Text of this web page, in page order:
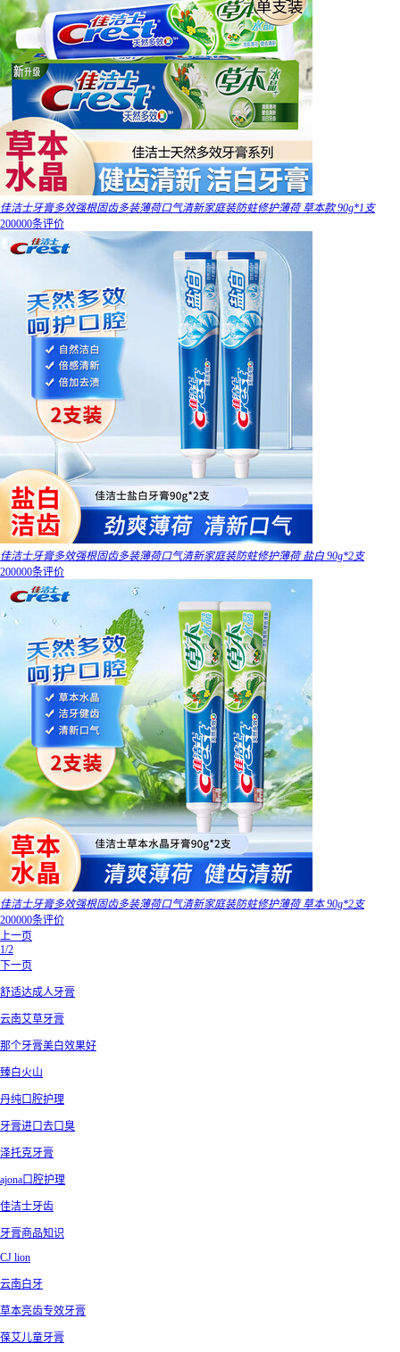
佳洁士牙膏多效强根固齿多装薄荷口气清新家庭装防蛀修护薄荷 草本款 90g*1支
200000条评价
佳洁士牙膏多效强根固齿多装薄荷口气清新家庭装防蛀修护薄荷 盐白 90g*2支
200000条评价
佳洁士牙膏多效强根固齿多装薄荷口气清新家庭装防蛀修护薄荷 草本 90g*2支
200000条评价
上一页
1/2
下一页
舒适达成人牙膏
云南艾草牙膏
那个牙膏美白效果好
臻白火山
丹纯口腔护理
牙膏进口去口臭
泽托克牙膏
ajona口腔护理
佳洁士牙齿
牙膏商品知识
CJ lion
云南白牙
草本亮齿专效牙膏
葆艾儿童牙膏